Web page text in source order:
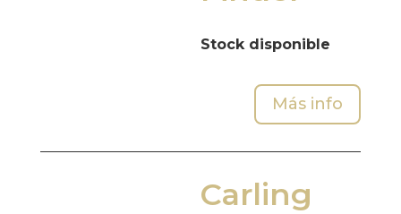
Stock disponible
Más info
Carling